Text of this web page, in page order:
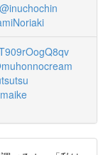
@inuchochin